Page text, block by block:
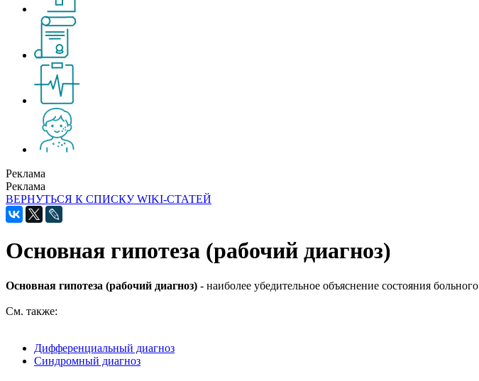
Реклама
Реклама
ВЕРНУТЬСЯ К СПИСКУ WIKI-СТАТЕЙ
Основная гипотеза (рабочий диагноз)
Основная гипотеза (рабочий диагноз) - наиболее убедительное объяснение состояния больного
См. также:
Дифференциальный диагноз
Синдромный диагноз